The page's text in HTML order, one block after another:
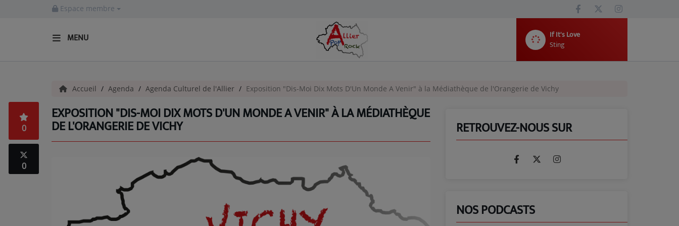
Espace membre
MENU
If It's Love
Sting
INFOS - ALLIER
AGENDA CULTUREL - ALLIER
INFOS POP ROCK
Accueil Agenda Agenda Culturel de l'Allier Exposition "Dis-Moi Dix Mots D'Un Monde A Venir" à la Médiathèque de l'Orangerie de Vichy
EXPOSITION "DIS-MOI DIX MOTS D'UN MONDE A VENIR" À LA MÉDIATHÈQUE
DE L'ORANGERIE DE VICHY
0
0
RETROUVEZ-NOUS SUR
NOS PODCASTS